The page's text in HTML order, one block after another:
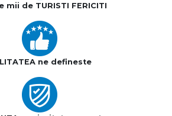
mii de TURISTI FERICITI
ne defineste